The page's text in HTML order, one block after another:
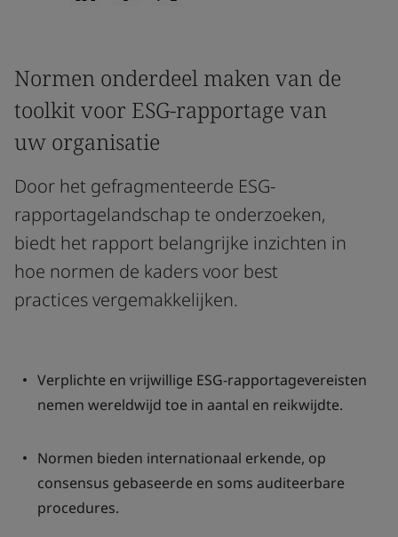
Normen onderdeel maken van de
toolkit voor ESG-rapportage van
uw organisatie
Door het gefragmenteerde ESG-
rapportagelandschap te onderzoeken,
biedt het rapport belangrijke inzichten in
hoe normen de kaders voor best
practices vergemakkelijken.
Verplichte en vrijwillige ESG-rapportagevereisten
nemen wereldwijd toe in aantal en reikwijdte.
Normen bieden internationaal erkende, op
consensus gebaseerde en soms auditeerbare
procedures.